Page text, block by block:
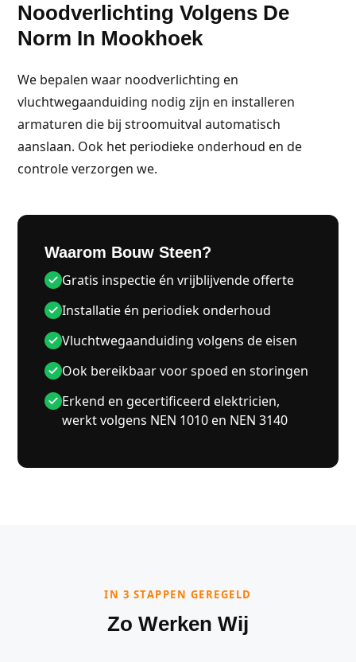
Noodverlichting Volgens De
Norm In Mookhoek
We bepalen waar noodverlichting en
vluchtwegaanduiding nodig zijn en installeren
armaturen die bij stroomuitval automatisch
aanslaan. Ook het periodieke onderhoud en de
controle verzorgen we.
Waarom Bouw Steen?
Gratis inspectie én vrijblijvende offerte
Installatie én periodiek onderhoud
Vluchtwegaanduiding volgens de eisen
Ook bereikbaar voor spoed en storingen
Erkend en gecertificeerd elektricien,
werkt volgens NEN 1010 en NEN 3140
IN 3 STAPPEN GEREGELD
Zo Werken Wij